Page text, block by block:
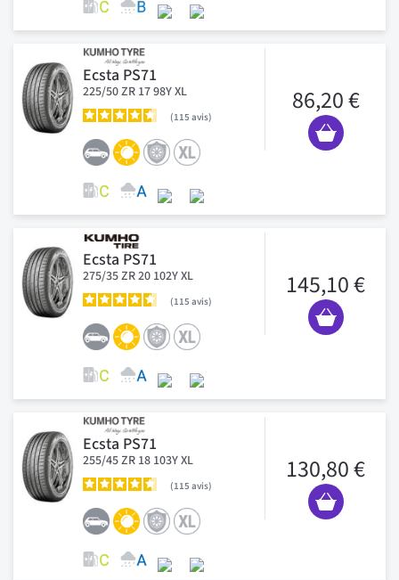
Ecsta PS71
225/50 ZR 17 98Y XL
115 avis
86,20 €
Ecsta PS71
275/35 ZR 20 102Y XL
115 avis
145,10 €
Ecsta PS71
255/45 ZR 18 103Y XL
115 avis
130,80 €